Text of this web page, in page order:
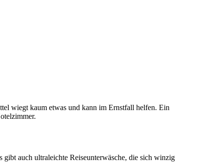
wiegt kaum etwas und kann im Ernstfall helfen. Ein
auch ultraleichte Reiseunterwäsche, die sich winzig